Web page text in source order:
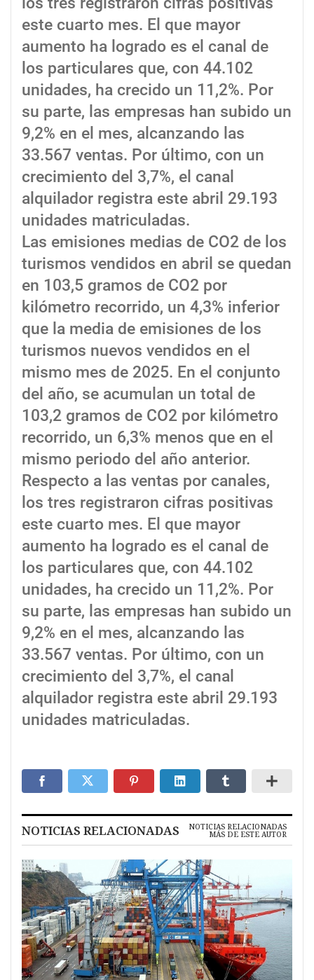
este cuarto mes. El que mayor
aumento ha logrado es el canal de
los particulares que, con 44.102
unidades, ha crecido un 11,2%. Por
su parte, las empresas han subido un
9,2% en el mes, alcanzando las
33.567 ventas. Por último, con un
crecimiento del 3,7%, el canal
alquilador registra este abril 29.193
unidades matriculadas.
Las emisiones medias de CO2 de los
turismos vendidos en abril se quedan
en 103,5 gramos de CO2 por
kilómetro recorrido, un 4,3% inferior
que la media de emisiones de los
turismos nuevos vendidos en el
mismo mes de 2025. En el conjunto
del año, se acumulan un total de
103,2 gramos de CO2 por kilómetro
recorrido, un 6,3% menos que en el
mismo periodo del año anterior.
Respecto a las ventas por canales,
los tres registraron cifras positivas
este cuarto mes. El que mayor
aumento ha logrado es el canal de
los particulares que, con 44.102
unidades, ha crecido un 11,2%. Por
su parte, las empresas han subido un
9,2% en el mes, alcanzando las
33.567 ventas. Por último, con un
crecimiento del 3,7%, el canal
alquilador registra este abril 29.193
unidades matriculadas.
NOTICIAS RELACIONADAS NOTICIAS RELACIONADAS
MÁS DE ESTE AUTOR